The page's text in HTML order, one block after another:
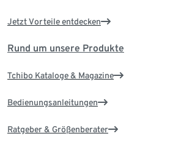
Jetzt Vorteile entdecken
Rund um unsere Produkte
Tchibo Kataloge & Magazine
Bedienungsanleitungen
Ratgeber & Größenberater